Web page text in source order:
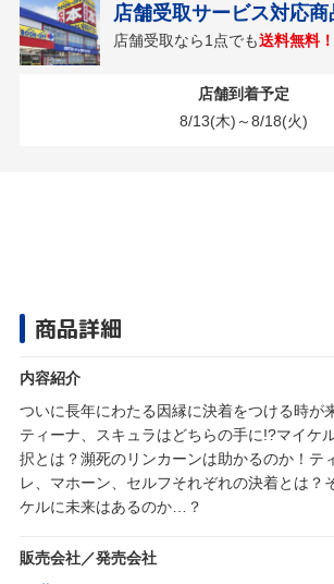
店舗受取サービス対応商
店舗受取なら1点でも送料無料！
店舗到着予定
8/13(木)～8/18(火)
商品詳細
内容紹介
ついに長年にわたる因縁に決着をつける時が
ティーナ、スキュラはどちらの手に!?マイケ
択とは？瀕死のリンカーンは助かるのか！テ
レ、マホーン、セルフそれぞれの決着とは？
ケルに未来はあるのか…？
販売会社／発売会社